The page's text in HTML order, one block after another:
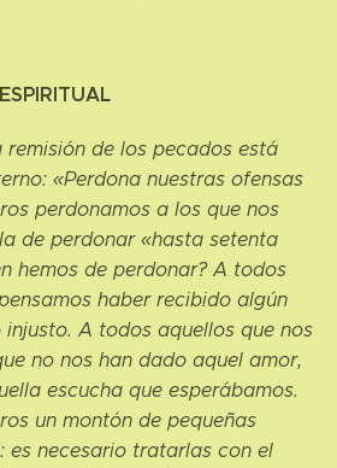
de los pecados está
«Perdona nuestras ofensas
perdonamos a los que nos
de perdonar «hasta setenta
hemos de perdonar? A todos
haber recibido algún
A todos aquellos que nos
no nos han dado aquel amor,
escucha que esperábamos.
un montón de pequeñas
es necesario tratarlas con el